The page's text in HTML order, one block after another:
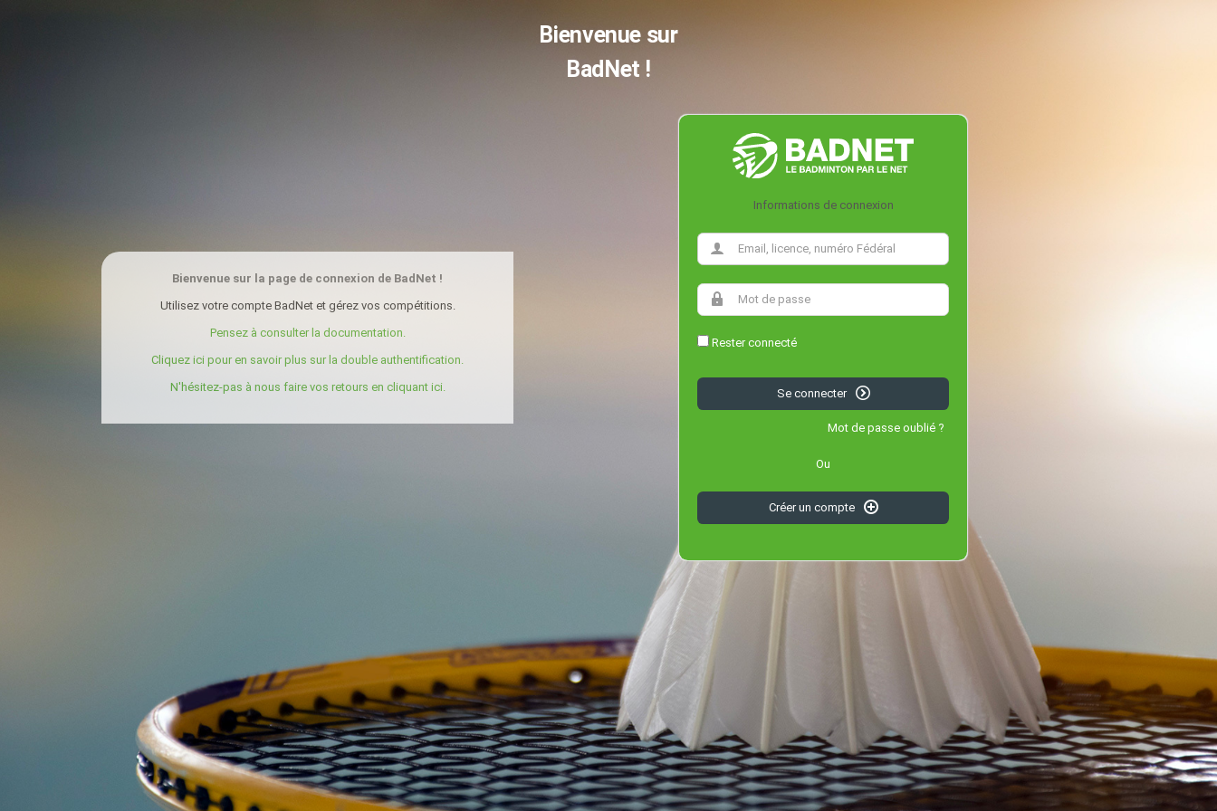
Bienvenue sur
BadNet !
Bienvenue sur la page de connexion de BadNet !
Utilisez votre compte BadNet et gérez vos compétitions.
Pensez à consulter la documentation.
Cliquez ici pour en savoir plus sur la double authentification.
N'hésitez-pas à nous faire vos retours en cliquant ici.
Informations de connexion
Rester connecté
Se connecter
Mot de passe oublié ?
Ou
Créer un compte